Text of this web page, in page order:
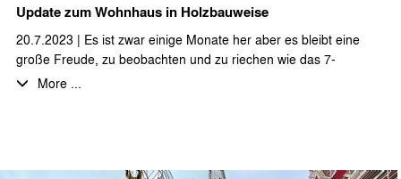
Update zum Wohnhaus in Holzbauweise
20.7.2023 | Es ist zwar einige Monate her aber es bleibt eine
große Freude, zu beobachten und zu riechen wie das 7-
geschossige Wohnhaus als Vollholzkonstruktion aus dem Boden
More ...